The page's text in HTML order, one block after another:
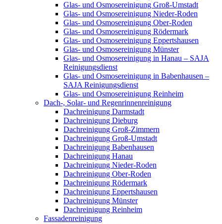
Glas- und Osmosereinigung Groß-Umstadt
Glas- und Osmosereinigung Nieder-Roden
Glas- und Osmosereinigung Ober-Roden
Glas- und Osmosereinigung Rödermark
Glas- und Osmosereinigung Eppertshausen
Glas- und Osmosereinigung Münster
Glas- und Osmosereinigung in Hanau – SAJA
Reinigungsdienst
Glas- und Osmosereinigung in Babenhausen –
SAJA Reinigungsdienst
Glas- und Osmosereinigung Reinheim
Dach-, Solar- und Regenrinnenreinigung
Dachreinigung Darmstadt
Dachreinigung Dieburg
Dachreinigung Groß-Zimmern
Dachreinigung Groß-Umstadt
Dachreinigung Babenhausen
Dachreinigung Hanau
Dachreinigung Nieder-Roden
Dachreinigung Ober-Roden
Dachreinigung Rödermark
Dachreinigung Eppertshausen
Dachreinigung Münster
Dachreinigung Reinheim
Fassadenreinigung